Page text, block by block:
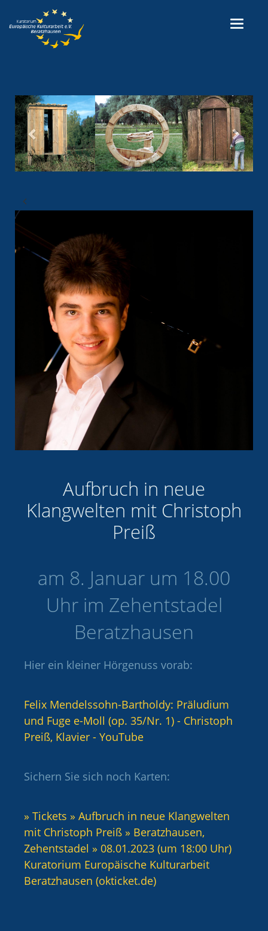
Previous Next
Aufbruch in neue
Klangwelten mit Christoph
Preiß
am 8. Januar um 18.00
Uhr im Zehentstadel
Beratzhausen
Hier ein kleiner Hörgenuss vorab:
Felix Mendelssohn-Bartholdy: Präludium
und Fuge e-Moll (op. 35/Nr. 1) - Christoph
Preiß, Klavier - YouTube
Sichern Sie sich noch Karten:
» Tickets » Aufbruch in neue Klangwelten
mit Christoph Preiß » Beratzhausen,
Zehentstadel » 08.01.2023 (um 18:00 Uhr)
Kuratorium Europäische Kulturarbeit
Beratzhausen (okticket.de)